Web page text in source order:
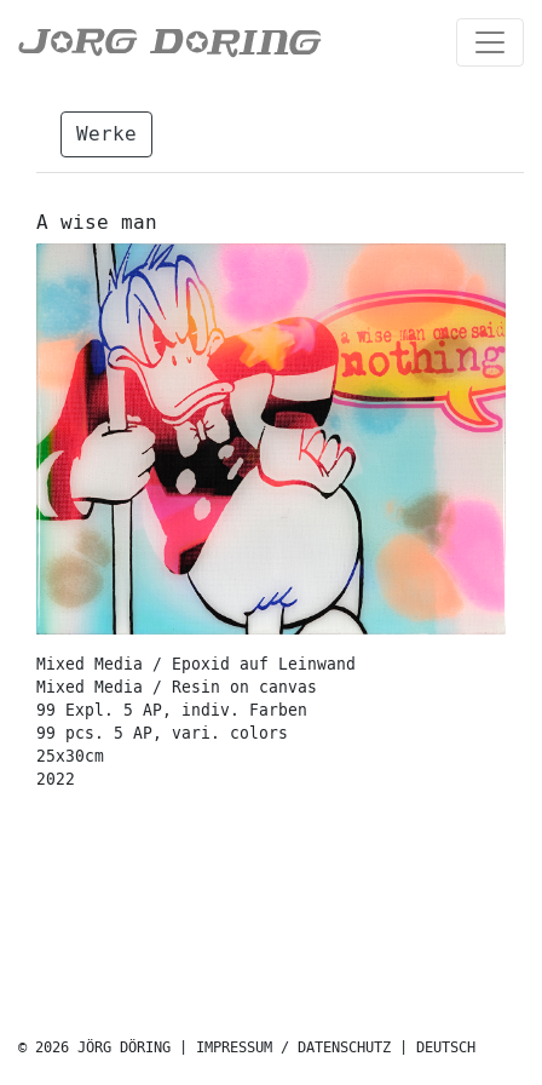
Werke
A wise man
Mixed Media / Epoxid auf Leinwand
Mixed Media / Resin on canvas
99 Expl. 5 AP, indiv. Farben
99 pcs. 5 AP, vari. colors
25x30cm
2022
© 2026 JÖRG DÖRING | IMPRESSUM / DATENSCHUTZ DEUTSCH